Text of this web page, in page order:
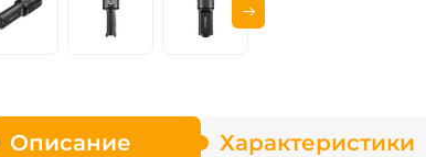
Описание Характеристики